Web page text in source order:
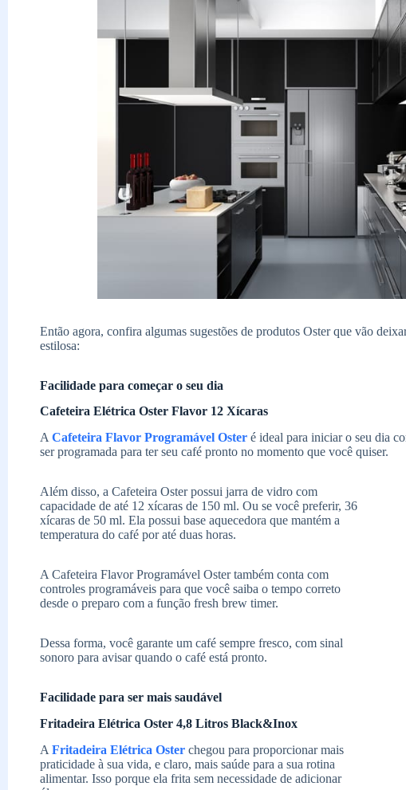
Então agora, confira algumas sugestões de produtos Oster que vão
estilosa:
Facilidade para começar o seu dia
Cafeteira Elétrica Oster Flavor 12 Xícaras
A Cafeteira Flavor Programável Oster é ideal para iniciar o seu dia
ser programada para ter seu café pronto no momento que você quiser.
Além disso, a Cafeteira Oster possui jarra de vidro com
capacidade de até 12 xícaras de 150 ml. Ou se você preferir, 36
xícaras de 50 ml. Ela possui base aquecedora que mantém a
temperatura do café por até duas horas.
A Cafeteira Flavor Programável Oster também conta com
controles programáveis para que você saiba o tempo correto
desde o preparo com a função fresh brew timer.
Dessa forma, você garante um café sempre fresco, com sinal
sonoro para avisar quando o café está pronto.
Facilidade para ser mais saudável
Fritadeira Elétrica Oster 4,8 Litros Black&Inox
A Fritadeira Elétrica Oster chegou para proporcionar mais
praticidade à sua vida, e claro, mais saúde para a sua rotina
alimentar. Isso porque ela frita sem necessidade de adicionar